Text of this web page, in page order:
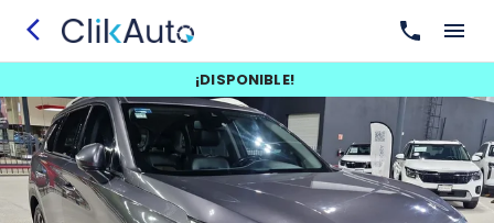
¡DISPONIBLE!